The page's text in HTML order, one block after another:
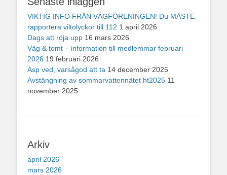
VIKTIG INFO FRÅN VÄGFÖRENINGEN! Du MÅSTE
rapportera viltolyckor till 112 1 april 2026
Dags att röja upp 16 mars 2026
Väg & tomt – information till medlemmar februari
2026 19 februari 2026
Asp ved, varsågod att ta 14 december 2025
Avstängning av sommarvattennätet ht2025 11
november 2025
Arkiv
april 2026
mars 2026